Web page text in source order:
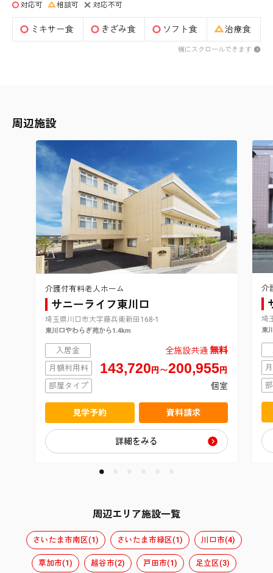
対応可 相談可 対応不可
ミキサー食 きざみ食 ソフト食 治療食
横にスクロールできます
周辺施設
介護付有料老人ホーム
サニーライフ東川口
埼玉県川口市大字藤兵衛新田168-1
東川口やわらぎ苑から1.4km
入居金 全施設共通 無料
月額利用料 143,720 円〜200,955円
部屋タイプ 個室
見学予約 資料請求
詳細をみる
介
埼
東
周辺エリア施設一覧
さいたま市南区(1) さいたま市緑区(1) 川口市(4)
草加市(1) 越谷市(2) 戸田市(1) 足立区(3)